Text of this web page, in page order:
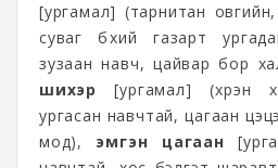
[ургамал] (тарнитан
суваг бүхий газарт
зузаан навч, цайвар бор
шихэр
[ургамал] (хүрэн
ургасан навчтай, цагаан
мод), эмгэн цагаан